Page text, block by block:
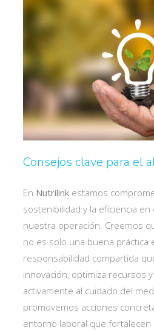
Consejos clave para el
En Nutrilinkestamos
sostenibilidad y la eficiencia en
nuestra operación. Creemos
no es solo una buena práctica
responsabilidad compartida
innovación, optimiza recursos
activamente al cuidado del
promovemos acciones
entorno laboral que